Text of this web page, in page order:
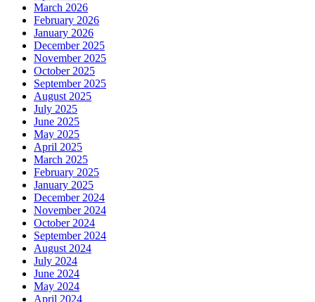
March 2026
February 2026
January 2026
December 2025
November 2025
October 2025
September 2025
August 2025
July 2025
June 2025
May 2025
April 2025
March 2025
February 2025
January 2025
December 2024
November 2024
October 2024
September 2024
August 2024
July 2024
June 2024
May 2024
April 2024